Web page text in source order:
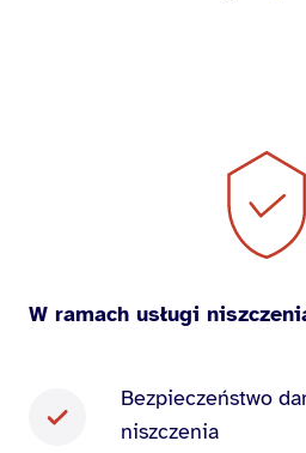
W ramach usługi
Bezpieczeństwo
niszczenia